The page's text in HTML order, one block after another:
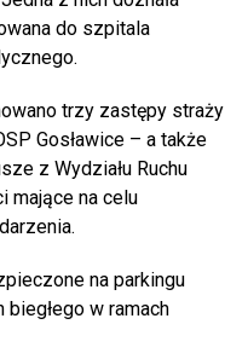
do szpitala
trzy zastępy straży
Gosławice – a także
z Wydziału Ruchu
mające na celu
na parkingu
w ramach